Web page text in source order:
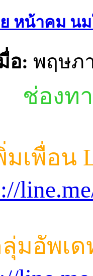
ย หน้าคม น
อ: พฤษภา
ช่องท
มเพื่อน
ลุ่มอัพเ